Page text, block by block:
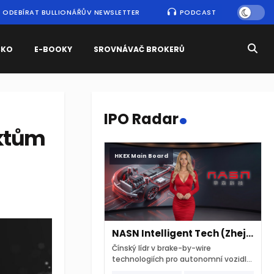
ODEBÍRAT BULLIONÁŘŮV NEWSLETTER PODCAST
E-BOOKY SROVNÁVAČ BROKERŮ
IPO Radar.
HKEX Main Board
NASN Intelligent Tech (Zhejiang)
Čínský lídr v brake-by-wire
technologiích pro autonomní vozidla